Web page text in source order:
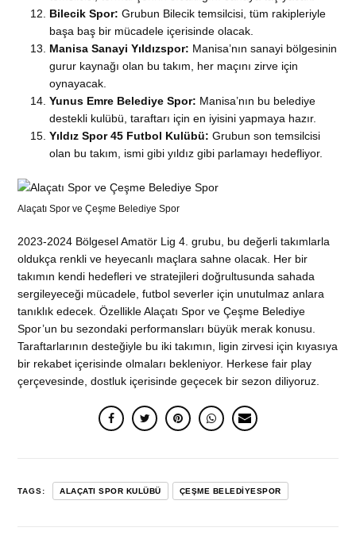
Bilecik Spor: Grubun Bilecik temsilcisi, tüm rakipleriyle
başa baş bir mücadele içerisinde olacak.
Manisa Sanayi Yıldızspor: Manisa’nın sanayi bölgesinin
gurur kaynağı olan bu takım, her maçını zirve için
oynayacak.
Yunus Emre Belediye Spor: Manisa’nın bu belediye
destekli kulübü, taraftarı için en iyisini yapmaya hazır.
Yıldız Spor 45 Futbol Kulübü: Grubun son temsilcisi
olan bu takım, ismi gibi yıldız gibi parlamayı hedefliyor.
Alaçatı Spor ve Çeşme Belediye Spor
2023-2024 Bölgesel Amatör Lig 4. grubu, bu değerli takımlarla
oldukça renkli ve heyecanlı maçlara sahne olacak. Her bir
takımın kendi hedefleri ve stratejileri doğrultusunda sahada
sergileyeceği mücadele, futbol severler için unutulmaz anlara
tanıklık edecek. Özellikle Alaçatı Spor ve Çeşme Belediye
Spor’un bu sezondaki performansları büyük merak konusu.
Taraftarlarının desteğiyle bu iki takımın, ligin zirvesi için kıyasıya
bir rekabet içerisinde olmaları bekleniyor. Herkese fair play
çerçevesinde, dostluk içerisinde geçecek bir sezon diliyoruz.
TAGS: ALAÇATI SPOR KULÜBÜ ÇEŞME BELEDIYESPOR